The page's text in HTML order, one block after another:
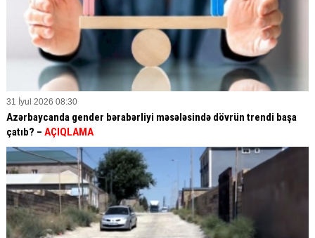
31 İyul 2026 08:30
Azərbaycanda gender bərabərliyi məsələsində dövrün trendi başa
çatıb? – AÇIQLAMA